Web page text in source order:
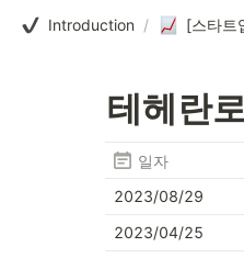
Introduction /
테헤란
일자
2023/08/29
2023/04/25